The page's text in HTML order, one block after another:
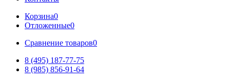
Корзина0
Отложенные0
Сравнение товаров0
8 (495) 187-77-75
8 (985) 856-91-64